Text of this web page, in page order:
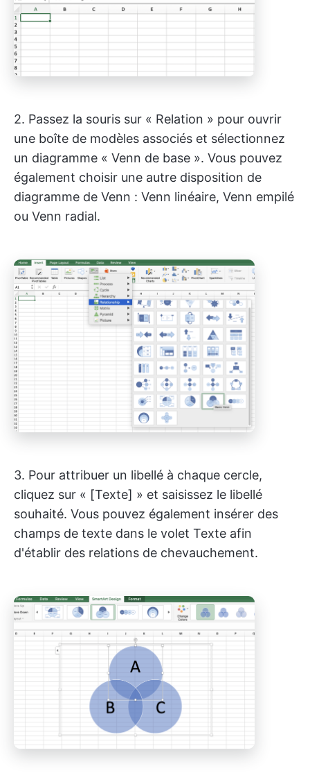
2. Passez la souris sur « Relation » pour ouvrir
une boîte de modèles associés et sélectionnez
un diagramme « Venn de base ». Vous pouvez
également choisir une autre disposition de
diagramme de Venn : Venn linéaire, Venn empilé
ou Venn radial.
3. Pour attribuer un libellé à chaque cercle,
cliquez sur « [Texte] » et saisissez le libellé
souhaité. Vous pouvez également insérer des
champs de texte dans le volet Texte afin
d'établir des relations de chevauchement.